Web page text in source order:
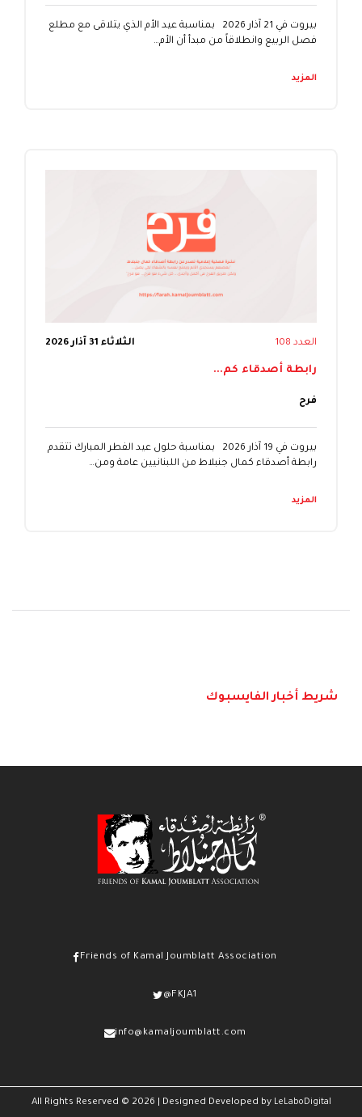
بيروت في 21 آذار 2026 بمناسبة عيد الأم الذي يتلاقى مع مطلع
فصل الربيع وانطلاقاً من مبدأ أن الأم…
المزيد
العدد 108 الثلاثاء 31 آذار 2026
رابطة أصدقاء كم...
فرح
بيروت في 19 آذار 2026 بمناسبة حلول عيد الفطر المبارك تتقدم
رابطة أصدقاء كمال جنبلاط من اللبنانيين عامة ومن…
المزيد
شريط أخبار الفايسبوك
Friends of Kamal Joumblatt Association
@FKJA1
info@kamaljoumblatt.com
All Rights Reserved © 2026 | Designed Developed by LeLaboDigital